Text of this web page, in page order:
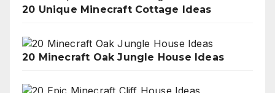
20 Unique Minecraft Cottage Ideas
20 Minecraft Oak Jungle House Ideas